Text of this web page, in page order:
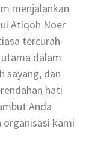
menjalankan
Atiqoh Noer
tercurah
dalam
sayang, dan
hati
Anda
kami